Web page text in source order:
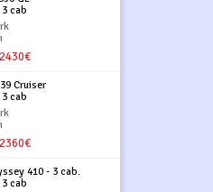
cab
Cruiser
cab
410 - 3 cab.
cab